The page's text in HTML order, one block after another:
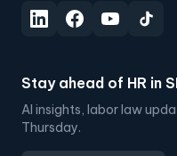
Stay ahead of HR in
AI insights, labor law
Thursday.